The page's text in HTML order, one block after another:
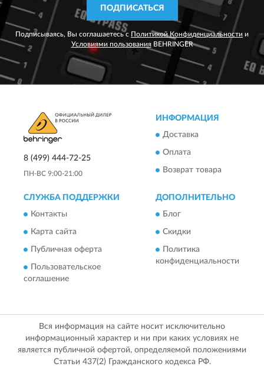
ПОДПИСАТЬСЯ
Подписываясь, Вы соглашаетесь с Политикой Конфиденциальности и
Условиями пользованияBEHRINGER
8 (499) 444-72-25
ПН-ВС 9:00-21:00
ИНФОРМАЦИЯ
Доставка
Оплата
Возврат товара
СЛУЖБА ПОДДЕРЖКИ
Контакты
Карта сайта
Публичная оферта
Пользовательское
соглашение
ДОПОЛНИТЕЛЬНО
Блог
Скидки
Политика
конфиденциальности
Вся информация на сайте носит исключительно
информационный характер и ни при каких условиях не
является публичной офертой, определяемой положениями
Статьи 437(2) Гражданского кодекса РФ.